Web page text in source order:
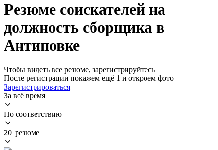
Резюме соискателей на
должность сборщика в
Антиповке
Чтобы видеть все резюме, зарегистрируйтесь
После регистрации покажем ещё 1 и откроем фото
Зарегистрироваться
За всё время
По соответствию
20 резюме